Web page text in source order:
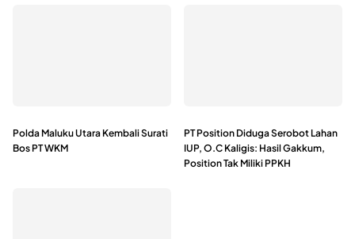
Polda Maluku Utara Kembali Surati
Bos PT WKM
PT Position Diduga Serobot Lahan
IUP, O.C Kaligis: Hasil Gakkum,
Position Tak Miliki PPKH